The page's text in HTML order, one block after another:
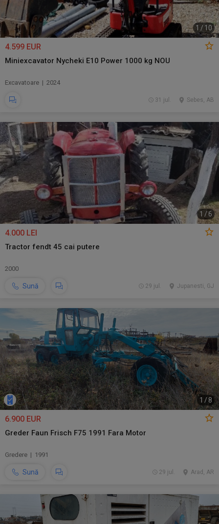
1 / 10
4.599 EUR
Miniexcavator Nycheki E10 Power 1000 kg NOU
Excavatoare | 2024
Sebes, AB
31 jul.
1 /6
4.000 LEI
Tractor fendt 45 cai putere
2000
Sună Jupanesti, GJ
29 jul.
1 /8
6.900 EUR
Greder Faun Frisch F75 1991 Fara Motor
Gredere | 1991
Sună Arad, AR
29 jul.